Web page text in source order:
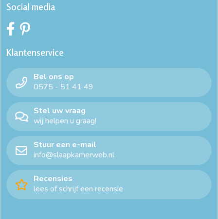
Social media
Klantenservice
Bel ons op
0575 - 51 41 49
Stel uw vraag
wij helpen u graag!
Stuur een e-mail
info@slaapkamerweb.nl
Recensies
lees of schrijf een recensie